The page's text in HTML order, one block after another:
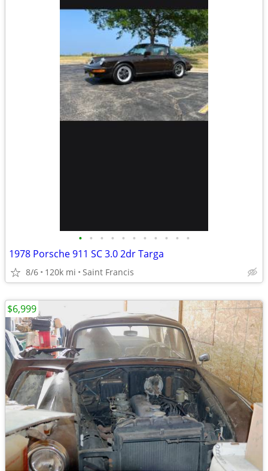
• • • • • • • • • • •
1978 Porsche 911 SC 3.0 2dr Targa
8/6 120k mi Saint Francis
$6,999